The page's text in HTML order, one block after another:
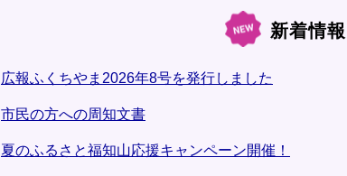
新着情報
広報ふくちやま2026年8号を発行しました
市民の方への周知文書
夏のふるさと福知山応援キャンペーン開催！